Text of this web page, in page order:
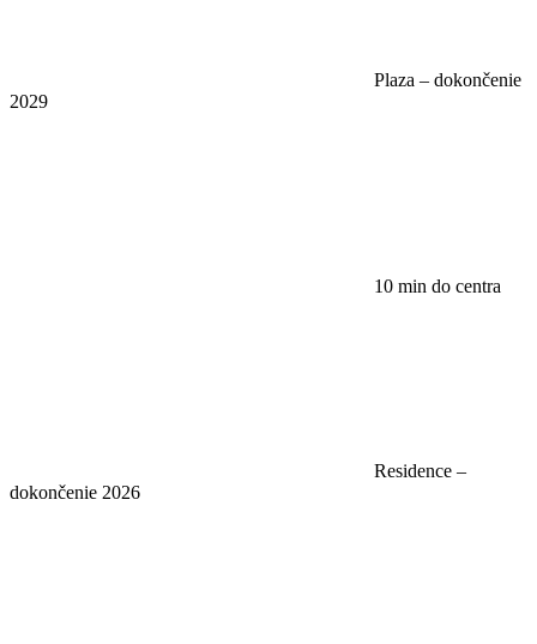
Plaza – dokončenie
2029
10 min do centra
Residence –
dokončenie 2026